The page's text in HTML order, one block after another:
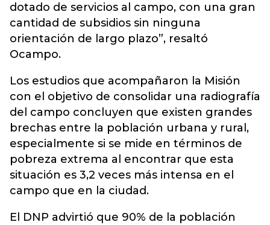
dotado de servicios al campo, con una gran
cantidad de subsidios sin ninguna
orientación de largo plazo”, resaltó
Ocampo.
Los estudios que acompañaron la Misión
con el objetivo de consolidar una radiografía
del campo concluyen que existen grandes
brechas entre la población urbana y rural,
especialmente si se mide en términos de
pobreza extrema al encontrar que esta
situación es 3,2 veces más intensa en el
campo que en la ciudad.
El DNP advirtió que 90% de la población